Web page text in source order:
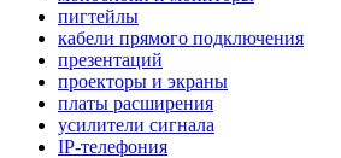
пигтейлы
кабели прямого подключения
презентаций
проекторы и экраны
платы расширения
усилители сигнала
IP-телефония